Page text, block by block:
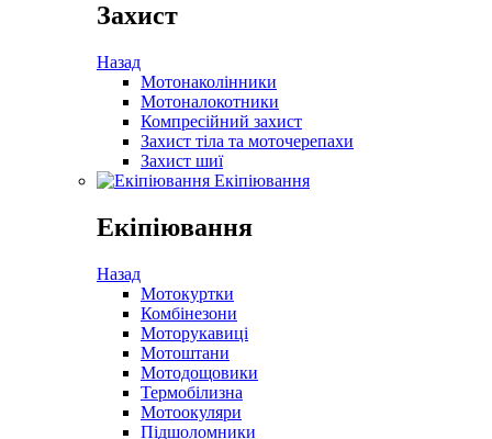
Захист
Назад
Мотонаколінники
Мотоналокотники
Компресійний захист
Захист тіла та моточерепахи
Захист шиї
Екіпіювання
Екіпіювання
Назад
Мотокуртки
Комбінезони
Моторукавиці
Мотоштани
Мотодощовики
Термобілизна
Мотоокуляри
Підшоломники